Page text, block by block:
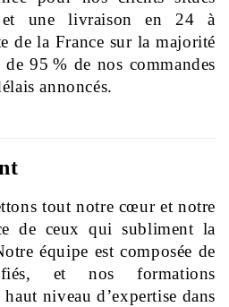
et une livraison en 24 à
de la France sur la majorité
95 % de nos commandes
annoncés.
tout notre cœur et notre
de ceux qui subliment la
équipe est composée de
et nos formations
niveau d’expertise dans